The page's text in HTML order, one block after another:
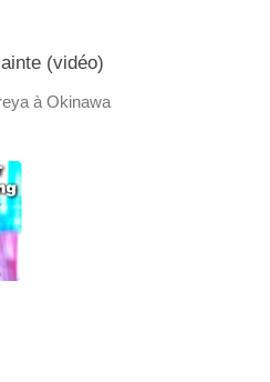
(vidéo)
à Okinawa